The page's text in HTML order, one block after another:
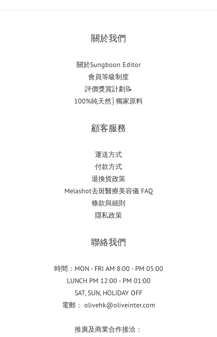
關於我們
關於Sungboon Editor
會員等級制度
評價獎賞計劃📝
100%純天然│獨家原料
顧客服務
運送方式
付款方式
退換貨政策
Melashot去斑醫療美容儀 FAQ
條款與細則
隱私政策
聯絡我們
時間：MON - FRI AM 8:00 - PM 05:00
LUNCH PM 12:00 - PM 01:00
SAT, SUN, HOLIDAY OFF
電郵： olivehk@oliveinter.com
推廣及商業合作接洽：